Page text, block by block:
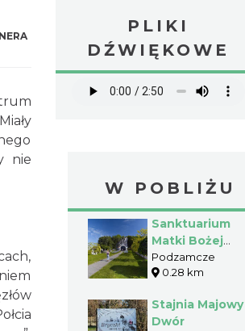
nie
PLIKI
DŹWIĘKOWE
W POBLIŻU
Sanktuarium
Matki Bożej
Skałkowej w
Podzamczu
Podzamcze
0.28 km
Stajnia Majowy
Dwór